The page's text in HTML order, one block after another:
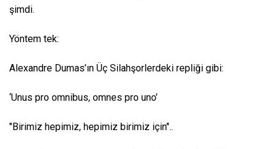
şimdi.
Yöntem tek:
Alexandre Dumas’ın Üç Silahşorlerdeki repliği gibi:
‘Unus pro omnibus, omnes pro uno’
"Birimiz hepimiz, hepimiz birimiz için"..